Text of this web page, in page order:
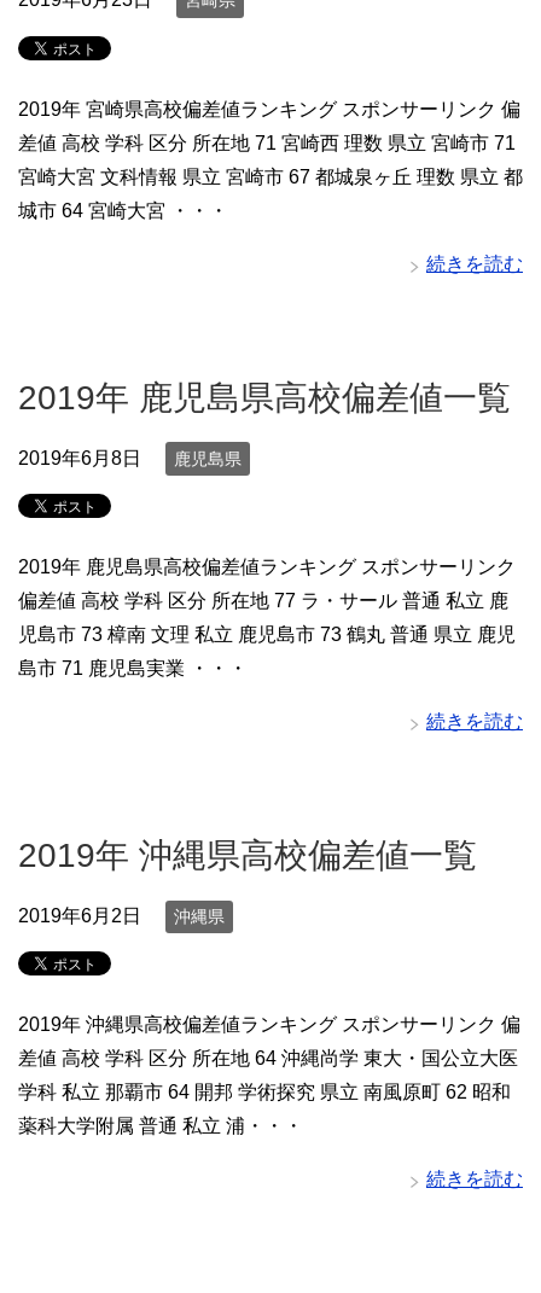
2019年 宮崎県高校偏差値ランキング スポンサーリンク 偏
差値 高校 学科 区分 所在地 71 宮崎西 理数 県立 宮崎市 71
宮崎大宮 文科情報 県立 宮崎市 67 都城泉ヶ丘 理数 県立 都
城市 64 宮崎大宮 ・・・
続きを読む
2019年 鹿児島県高校偏差値一覧
2019年6月8日 鹿児島県
2019年 鹿児島県高校偏差値ランキング スポンサーリンク
偏差値 高校 学科 区分 所在地 77 ラ・サール 普通 私立 鹿
児島市 73 樟南 文理 私立 鹿児島市 73 鶴丸 普通 県立 鹿児
島市 71 鹿児島実業 ・・・
続きを読む
2019年 沖縄県高校偏差値一覧
2019年6月2日 沖縄県
2019年 沖縄県高校偏差値ランキング スポンサーリンク 偏
差値 高校 学科 区分 所在地 64 沖縄尚学 東大・国公立大医
学科 私立 那覇市 64 開邦 学術探究 県立 南風原町 62 昭和
薬科大学附属 普通 私立 浦・・・
続きを読む